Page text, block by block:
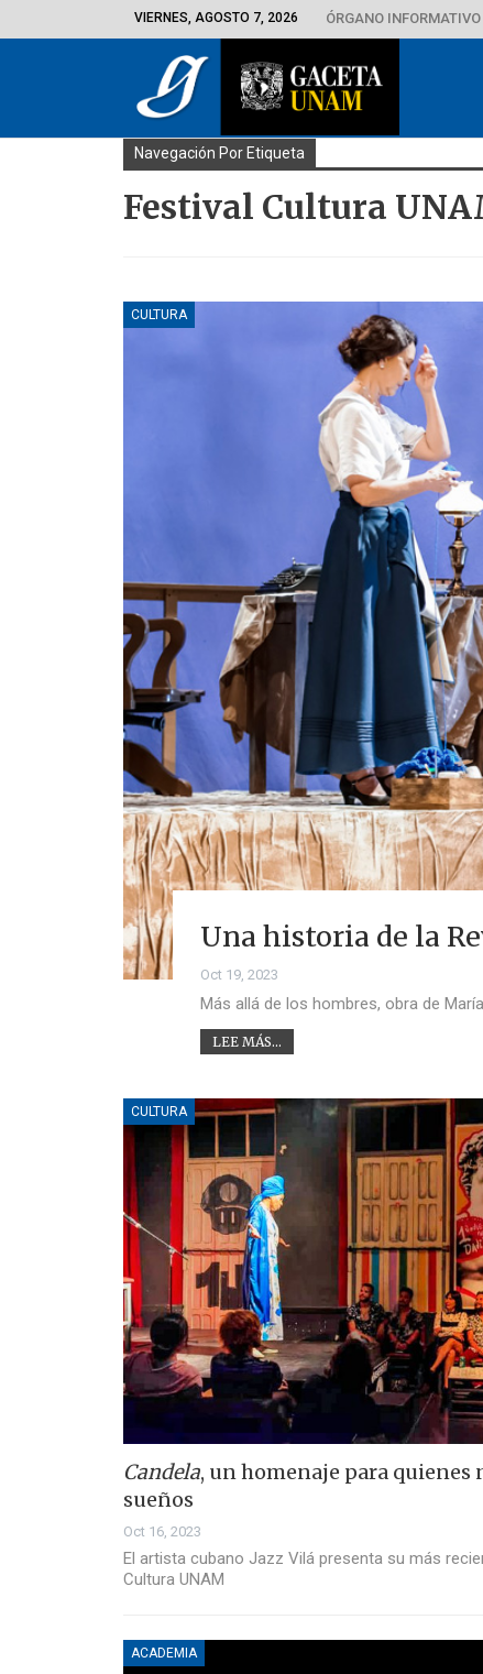
VIERNES, AGOSTO 7, 2026 ÓRGANO
Navegación Por Etiqueta
Festival Cultura
CULTURA
Una historia de la
Oct 19, 2023
Más allá de los hombres, obra de
LEE MÁS...
CULTURA
Candela, un homenaje para quienes
sueños
Oct 16, 2023
El artista cubano Jazz Vilá presenta su más
Cultura UNAM
ACADEMIA